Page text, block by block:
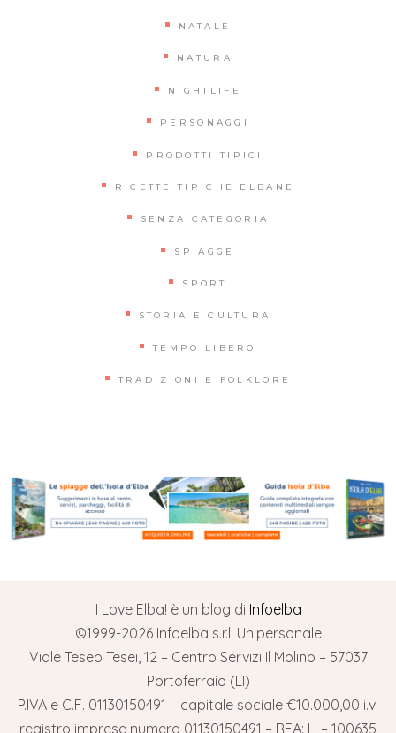
NATALE
NATURA
NIGHTLIFE
PERSONAGGI
PRODOTTI TIPICI
RICETTE TIPICHE ELBANE
SENZA CATEGORIA
SPIAGGE
SPORT
STORIA E CULTURA
TEMPO LIBERO
TRADIZIONI E FOLKLORE
I Love Elba! è un blog di Infoelba
©1999-2026 Infoelba s.r.l. Unipersonale
Viale Teseo Tesei, 12 – Centro Servizi Il Molino – 57037
Portoferraio (LI)
P.IVA e C.F. 01130150491 – capitale sociale €10.000,00 i.v.
registro imprese numero 01130150491 – REA: LI – 100635